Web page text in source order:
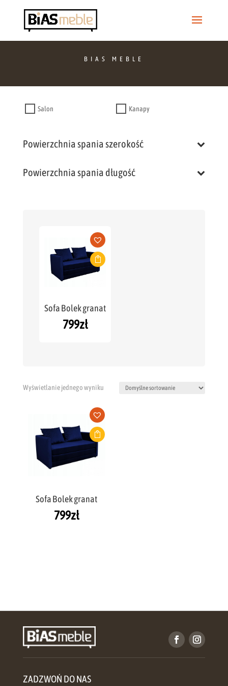
BIAS MEBLE
Salon Kanapy
Powierzchnia spania szerokość
Powierzchnia spania długość
Sofa Bolek granat
799zł
Wyświetlanie jednego wyniku
Sofa Bolek granat
799zł
ZADZWOŃ DO NAS